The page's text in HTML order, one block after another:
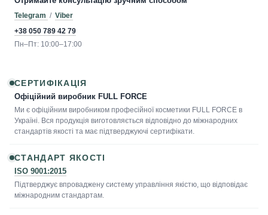
Telegram / Viber
+38 050 789 42 79
Пн–Пт: 10:00–17:00
СЕРТИФІКАЦІЯ
Офіційний виробник FULL FORCE
Ми є офіційним виробником професійної косметики FULL FORCE в
Україні. Вся продукція виготовляється відповідно до міжнародних
стандартів якості та має підтверджуючі сертифікати.
СТАНДАРТ ЯКОСТІ
ISO 9001:2015
Підтверджує впроваджену систему управління якістю, що відповідає
міжнародним стандартам.